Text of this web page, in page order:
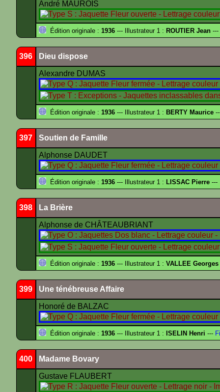
André MAUROIS
Édition originale : 1936 --- Illustrateur 1 : ROUTIER Jean ---
396 Dieu dispose
Alexandre DUMAS
Édition originale : 1936 --- Illustrateur 1 : BERTY Maurice
397 Soutien de Famille
Alphonse DAUDET
Édition originale : 1936 --- Illustrateur 1 : LISSAC Pierre ---
398 La Brière
Alphonse de CHÂTEAUBRIANT
Édition originale : 1936 --- Illustrateur 1 : VALLEE Georges
399 Une ténébreuse Affaire
Honoré de BALZAC
Édition originale : 1936 --- Illustrateur 1 : ISELIN Henri ---
400 Madame Bovary
Gustave FLAUBERT